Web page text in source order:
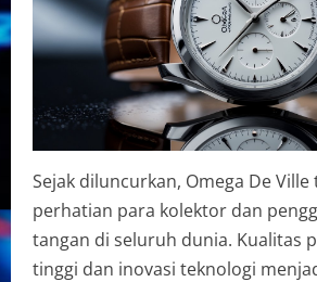
Sejak diluncurkan, Omega De
perhatian para kolektor dan
tangan di seluruh dunia. Kualitas
tinggi dan inovasi teknologi